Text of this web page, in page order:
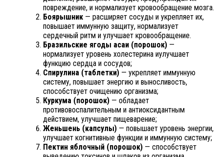
повреждение, и нормализует кровообращение мозга.
Боярышник — расширяет сосуды и укрепляет их,
повышает иммунную защиту, нормализует
сердечный ритм и улучшает кровообращение.
Бразильские ягоды асаи (порошок) —
нормализует уровень холестерина иулучшает
функцию сердца и сосудов;
Спирулина (таблетки) — укрепляет иммунную
систему, повышает энергию и выносливость,
способствует очищению организма;
Куркума (порошок) — обладает
противовоспалительным и антиоксидантным
действием, улучшает пищеварение;
Женьшень (капсулы) — повышает уровень энергии,
улучшает когнитивные функции и иммунную систему;
Пектин яблочный (порошок) — способствует